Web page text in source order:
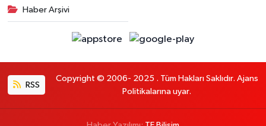
Haber Arşivi
RSS
Copyright © 2006- 2025 . Tüm Hakları Saklıdır. Ajans
Politikalarına uyar.